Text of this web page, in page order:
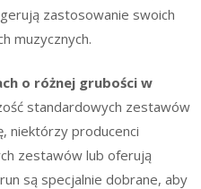
zastosowanie swoich
muzycznych.
o różnej grubości w
standardowych zestawów
niektórzy producenci
zestawów lub oferują
są specjalnie dobrane, aby